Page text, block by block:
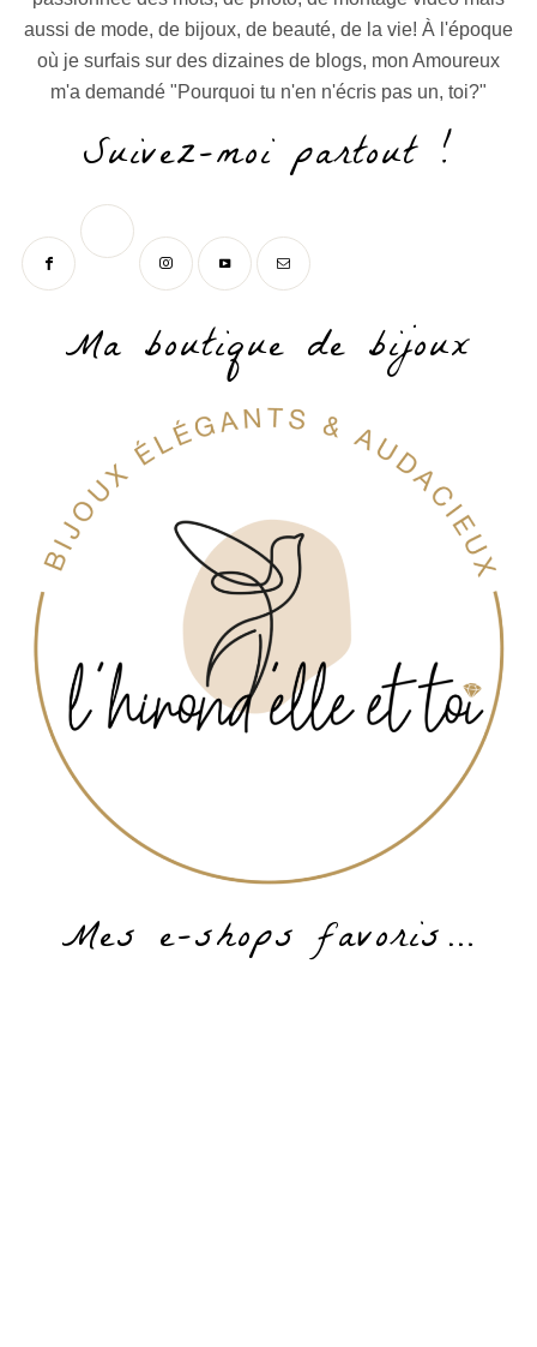
aussi de mode, de bijoux, de beauté, de la vie! À l'époque
où je surfais sur des dizaines de blogs, mon Amoureux
m'a demandé "Pourquoi tu n'en n'écris pas un, toi?"
Suivez-moi partout !
Ma boutique de bijoux
Mes e-shops favoris…